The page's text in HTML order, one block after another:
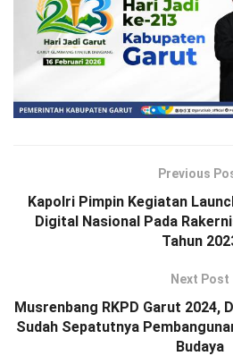
Previous
Kapolri Pimpin Kegiatan
Digital Nasional Pada
Tahun
Next Post
Musrenbang RKPD Garut 2024,
Sudah Sepatutnya
Budaya